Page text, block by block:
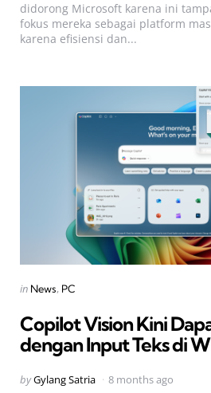
didorong Microsoft karena ini
fokus mereka sebagai platform
karena efisiensi dan...
Categories
Posted
in News PC
Copilot Vision Kini
dengan Input Teks di
Posted
byGylang Satria 8 months ago